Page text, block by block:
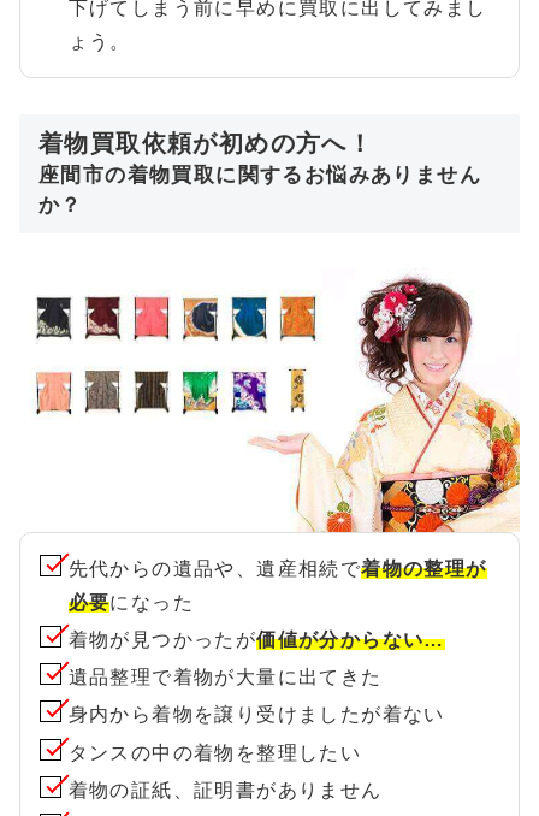
下げてしまう前に早めに買取に出してみまし
ょう。
着物買取依頼が初めの方へ！
座間市の着物買取に関するお悩みありません
か？
先代からの遺品や、遺産相続で着物の整理が
必要になった
着物が見つかったが価値が分からない…
遺品整理で着物が大量に出てきた
身内から着物を譲り受けましたが着ない
タンスの中の着物を整理したい
着物の証紙、証明書がありません